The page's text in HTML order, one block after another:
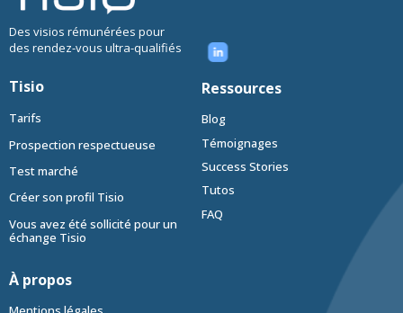
Des visios rémunérées pour
des rendez-vous ultra-qualifiés
Tisio
Tarifs
Prospection respectueuse
Test marché
Créer son profil Tisio
Vous avez été sollicité pour un
échange Tisio
Ressources
Blog
Témoignages
Success Stories
Tutos
FAQ
À propos